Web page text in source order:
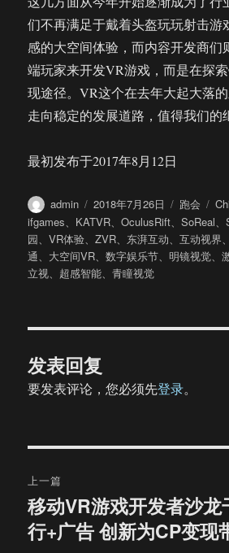
们不再满足于戴着头盔玩玩射击游
感的大空间体验，而内容开发商们
端玩家来开发VR游戏，而是在探
现途径。VR这个在去年大起大落
走向稳定的发展道路，值得我们的
最初发布于2017年8月12日
作
者
admin
发
布
于
2018年7月26日
分
类
跑会
标
ifgames、 KATVR、OculusRift、SoReal、
园、VR体验、ZVR、 东湃互动、互动视界
通、 大空间VR、数字娱乐节、明镜视觉、
立视、 超感智能、青瞳视觉
发表回复
要发表评论，您必须先登录。
章
导
上一篇
上
篇
移动VR游戏开发者沙
行+广告 创新为CP变现